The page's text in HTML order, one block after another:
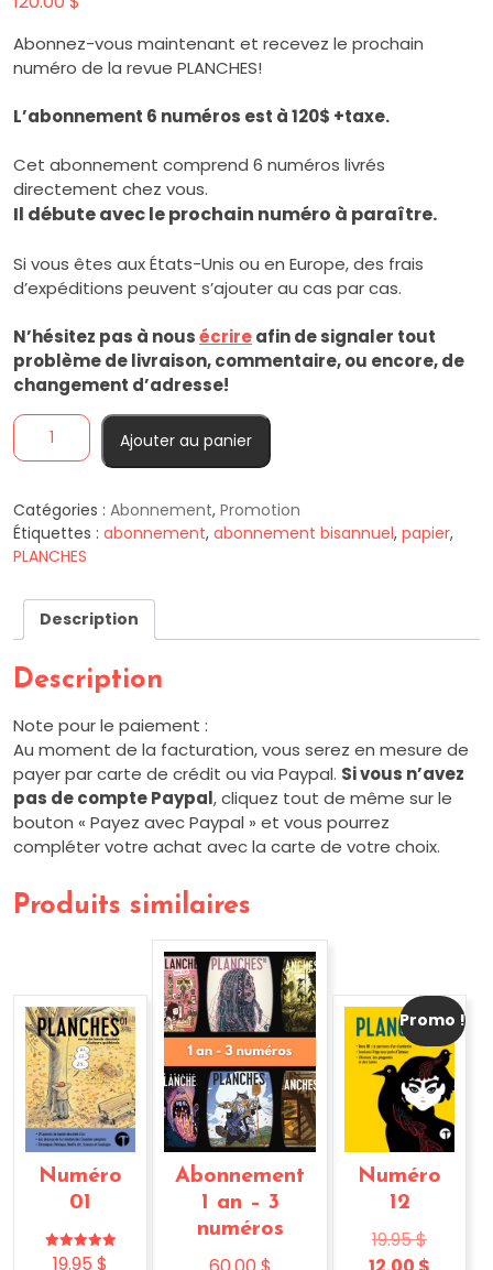
Abonnez-vous maintenant et recevez le prochain
numéro de la revue PLANCHES!
L’abonnement 6 numéros est à 120$ +taxe.
Cet abonnement comprend 6 numéros livrés
directement chez vous.
Il débute avec le prochain numéro à paraître.
Si vous êtes aux États-Unis ou en Europe, des frais
d’expéditions peuvent s’ajouter au cas par cas.
N’hésitez pas à nousécrireafin de signaler tout
problème de livraison, commentaire, ou encore, de
changement d’adresse!
Ajouter au panier
Catégories : Abonnement, Promotion
Étiquettes : abonnement, abonnement bisannuel, papier,
PLANCHES
Description
Description
Note pour le paiement :
Au moment de la facturation, vous serez en mesure de
payer par carte de crédit ou via Paypal. Sivous n’avez
pas de compte Paypal, cliquez tout de même sur le
bouton « Payez avec Paypal » et vous pourrez
compléter votre achat avec la carte de votre choix.
Produits similaires
Numéro
01
Note
19.95 $
Abonnement
1 an – 3
numéros
Promo !
Numéro
12
19.95$